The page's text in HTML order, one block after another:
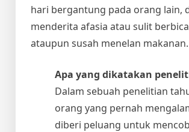
hari bergantung pada orang lain,
menderita afasia atau sulit
ataupun susah menelan makanan.
Apa yang dikatakan
Dalam sebuah penelitian
orang yang pernah
diberi peluang untuk